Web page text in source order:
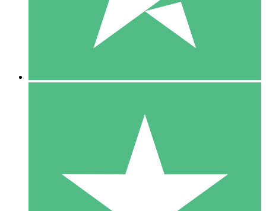
10 00
10 Téléchargements
20 00